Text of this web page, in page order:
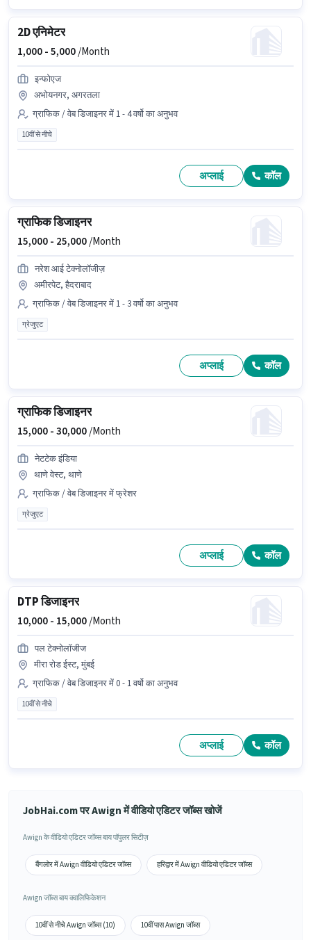
2D एनिमेटर
1,000 -5,000/Month
इन्फोएज
अभोयनगर, अगरतला
ग्राफिक / वेब डिजाइनर में 1 - 4 वर्षो का अनुभव
10वीं से नीचे
अप्लाई कॉल
ग्राफिक डिजाइनर
15,000 - 25,000/Month
नरेश आई टेक्नोलॉजीज़
अमीरपेट, हैदराबाद
ग्राफिक / वेब डिजाइनर में 1 - 3 वर्षो का अनुभव
ग्रेजुएट
अप्लाई कॉल
ग्राफिक डिजाइनर
15,000 -30,000/Month
नेटटेक इंडिया
थाणे वेस्ट, थाणे
ग्राफिक / वेब डिजाइनर में फ्रेशर
ग्रेजुएट
अप्लाई कॉल
DTP डिजाइनर
10,000 - 15,000/Month
पल टेक्नोलॉजीज
मीरा रोड ईस्ट, मुंबई
ग्राफिक / वेब डिजाइनर में 0 - 1 वर्षो का अनुभव
10वीं से नीचे
अप्लाई कॉल
JobHai.com पर Awign में वीडियो एडिटर जॉब्स खोजें
Awign के वीडियो एडिटर जॉब्स बाय पॉपुलर सिटीज़
बैंगलोर में Awign वीडियो एडिटर जॉब्स हरिद्वार में Awign वीडियो एडिटर जॉब्स
Awign जॉब्स बाय क्वालिफिकेशन
10वीं से नीचे Awign जॉब्स (10) 10वीं पास Awign जॉब्स